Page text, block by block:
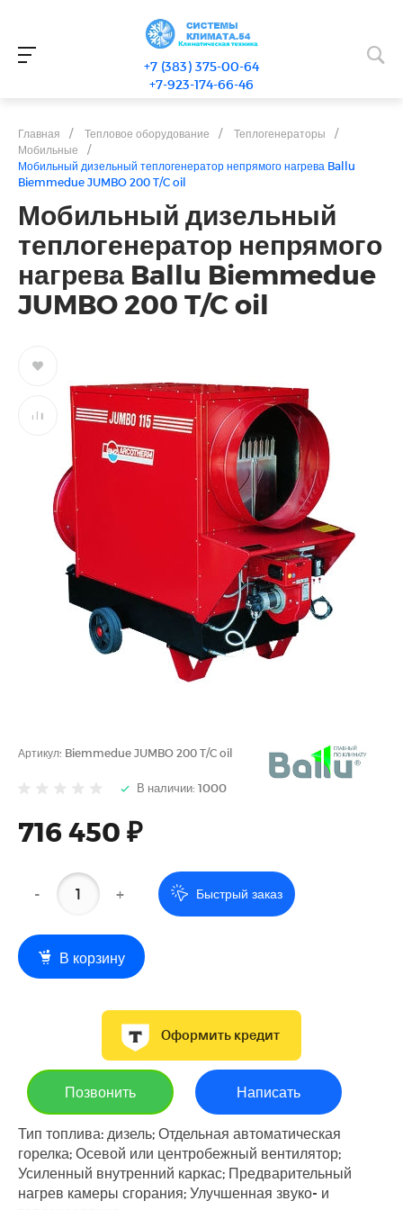
+7 (383) 375-00-64
+7-923-174-66-46
Главная / Тепловое оборудование / Теплогенераторы
/
Мобильные
/
Мобильный дизельный теплогенератор непрямого нагрева Ballu
Biemmedue JUMBO 200 T/C oil
Мобильный дизельный
теплогенератор непрямого
нагрева Ballu Biemmedue
JUMBO 200 T/C oil
Артикул: Biemmedue JUMBO 200 T/C oil
В наличии: 1000
716 450 ₽
- + Быстрый заказ
В корзину
Оформить кредит
Позвонить Написать
Тип топлива: дизель; Отдельная автоматическая
горелка; Осевой или центробежный вентилятор;
Усиленный внутренний каркас; Предварительный
нагрев камеры сгорания; Улучшенная звуко- и